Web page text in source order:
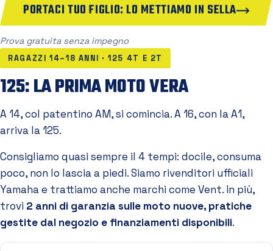
PORTACI TUO FIGLIO: LO METTIAMO IN SELLA
Prova gratuita senza impegno
RAGAZZI 14–18 ANNI · 125 4T E 2T
125: LA PRIMA MOTO VERA
A 14, col patentino AM, si comincia. A 16, con la A1,
arriva la 125.
Consigliamo quasi sempre il 4 tempi: docile, consuma
poco, non lo lascia a piedi. Siamo rivenditori ufficiali
Yamaha e trattiamo anche marchi come Vent. In più,
trovi 2 anni di garanzia sulle moto nuove, pratiche
gestite dal negozio e finanziamenti disponibili.